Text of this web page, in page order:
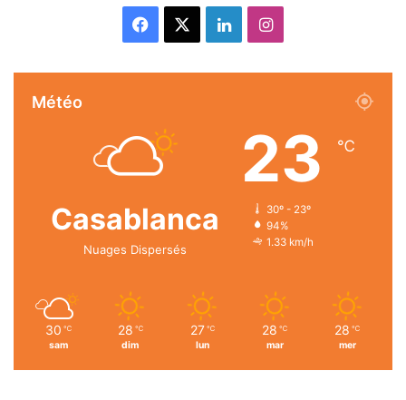
Facebook LinkedinInstagram
Météo
Casablanca
Nuages Dispersés
23 ℃
30º - 23º
94%
1.33 km/h
30 ℃
sam
28 ℃
dim
27 ℃
lun
28 ℃
mar
28 ℃
mer